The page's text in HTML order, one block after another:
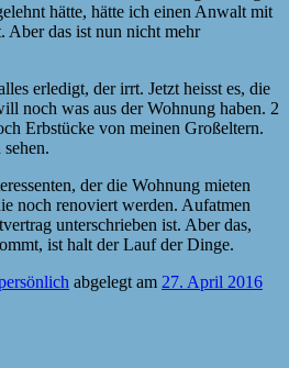
hätte, hätte ich einen Anwalt mit
Aber das ist nun nicht mehr
erledigt, der irrt. Jetzt heisst es, die
noch was aus der Wohnung haben. 2
Erbstücke von meinen Großeltern.
der die Wohnung mieten
noch renoviert werden. Aufatmen
unterschrieben ist. Aber das,
ist halt der Lauf der Dinge.
abgelegt am 27. April 2016